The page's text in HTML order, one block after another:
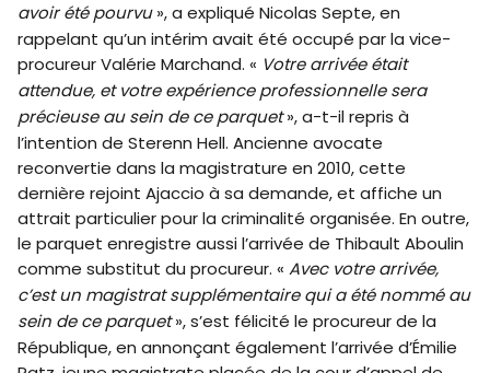
avoir été pourvu», a expliqué Nicolas Septe, en
rappelant qu’un intérim avait été occupé par la vice-
procureur Valérie Marchand. « Votre arrivée était
attendue, et votre expérience professionnelle sera
précieuse au sein de ce parquet», a-t-il repris à
l’intention de Sterenn Hell. Ancienne avocate
reconvertie dans la magistrature en 2010, cette
dernière rejoint Ajaccio à sa demande, et affiche un
attrait particulier pour la criminalité organisée. En outre,
le parquet enregistre aussi l’arrivée de Thibault Aboulin
comme substitut du procureur. « Avec votre arrivée,
c’est un magistrat supplémentaire qui a été nommé au
sein de ce parquet», s’est félicité le procureur de la
République, en annonçant également l’arrivée d’Émilie